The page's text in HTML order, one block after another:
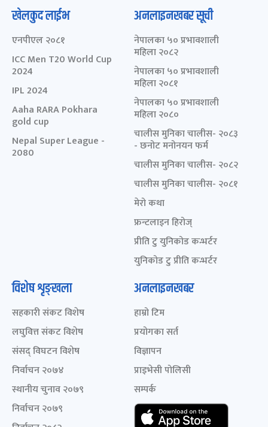
खेलकुद लाईभ
एनपीएल २०८१
ICC Men T20 World Cup
2024
IPL 2024
Aaha RARA Pokhara
gold cup
Nepal Super League -
2080
अनलाइनखबर सूची
नेपालका ५० प्रभावशाली
महिला २०८२
नेपालका ५० प्रभावशाली
महिला २०८१
नेपालका ५० प्रभावशाली
महिला २०८०
चालीस मुनिका चालीस- २०८३
- छनोट मनोनयन फर्म
चालीस मुनिका चालीस- २०८२
चालीस मुनिका चालीस- २०८१
मेरो कथा
फ्रन्टलाइन हिरोज्
प्रीति टु युनिकोड कन्भर्टर
युनिकोड टु प्रीति कन्भर्टर
विशेष शृङ्खला
सहकारी संकट विशेष
लघुवित्त संकट विशेष
संसद् विघटन विशेष
निर्वाचन २०७४
स्थानीय चुनाव २०७९
निर्वाचन २०७९
अनलाइनखबर
हाम्रो टिम
प्रयोगका सर्त
विज्ञापन
प्राइभेसी पोलिसी
सम्पर्क